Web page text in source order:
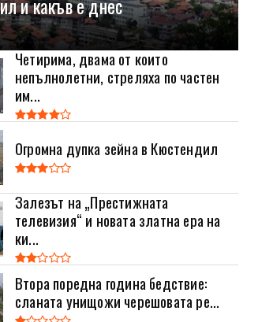
и какъв е днес
Четирима, двама от които
непълнолетни, стреляха по частен
им...
Огромна дупка зейна в Кюстендил
Залезът на „Престижната
телевизия“ и новата златна ера на
ки...
Втора поредна година бедствие:
сланата унищожи черешовата ре...